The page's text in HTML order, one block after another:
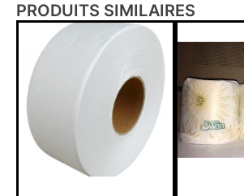
PRODUITS SIMILAIRES